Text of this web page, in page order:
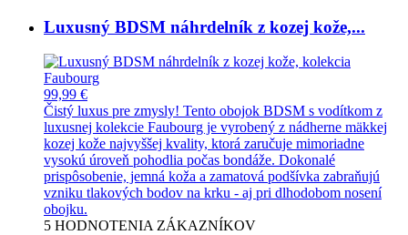
Luxusný BDSM náhrdelník z kozej kože,...
99,99 €
Čistý luxus pre zmysly! Tento obojok BDSM s vodítkom z
luxusnej kolekcie Faubourg je vyrobený z nádherne mäkkej
kozej kože najvyššej kvality, ktorá zaručuje mimoriadne
vysokú úroveň pohodlia počas bondáže. Dokonalé
prispôsobenie, jemná koža a zamatová podšívka zabraňujú
vzniku tlakových bodov na krku - aj pri dlhodobom nosení
obojku.
5 HODNOTENIA ZÁKAZNÍKOV